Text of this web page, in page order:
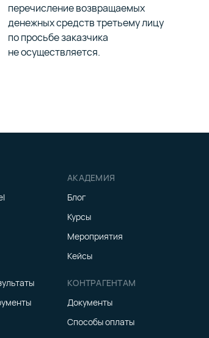
перечисление возвращаемых
денежных средств третьему лицу
по просьбе заказчика
не осуществляется.
АКАДЕМИЯ
Блог
Курсы
Мероприятия
Кейсы
КОНТРАГЕНТАМ
Документы
Способы оплаты